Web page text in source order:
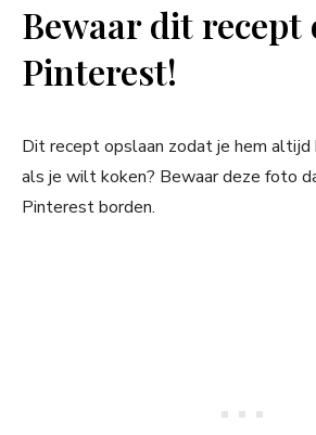
Bewaar dit recept
Pinterest!
Dit recept opslaan zodat je hem altijd
als je wilt koken? Bewaar deze foto
Pinterest borden.